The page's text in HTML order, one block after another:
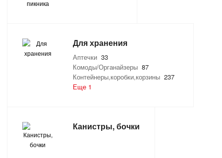
ТОВАРЫ ДЛЯ ДОМА
ТОВАРЫ ДЛЯ ЖИВОТНЫХ
ТОВАРЫ ДЛЯ ОТДЫХА И ТУРИЗМА
ЭЛЕКТРОМОНТАЖНЫЕ ТОВАРЫ, СВЕТОТЕХНИКА
Для хранения
Аптечки 33
Комоды/Органайзеры 87
Контейнеры,коробки,корзины 237
Еще 1
Канистры, бочки